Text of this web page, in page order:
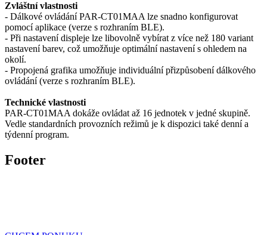
Zvláštní vlastnosti
- Dálkové ovládání PAR-CT01MAA lze snadno konfigurovat
pomocí aplikace (verze s rozhraním BLE).
- Při nastavení displeje lze libovolně vybírat z více než 180 variant
nastavení barev, což umožňuje optimální nastavení s ohledem na
okolí.
- Propojená grafika umožňuje individuální přizpůsobení dálkového
ovládání (verze s rozhraním BLE).
Technické vlastnosti
PAR-CT01MAA dokáže ovládat až 16 jednotek v jedné skupině.
Vedle standardních provozních režimů je k dispozici také denní a
týdenní program.
Footer